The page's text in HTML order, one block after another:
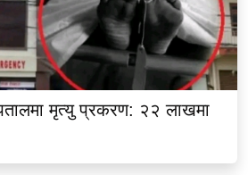
मृत्यु प्रकरण: २२ लाखमा